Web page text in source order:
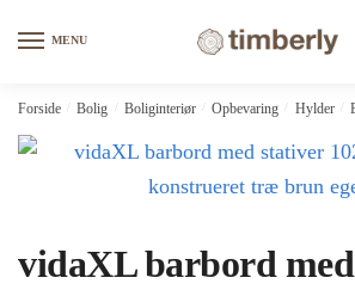
MENU
Forside Bolig Boliginteriør Opbevaring Hylder
vidaXL barbord